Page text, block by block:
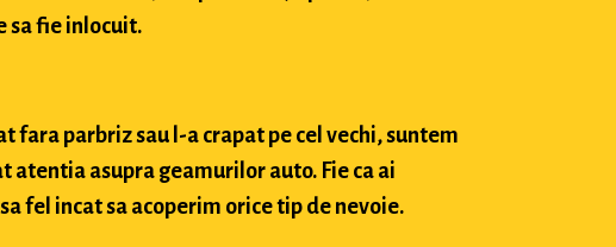
sa fie inlocuit.
parbriz sau l-a crapat pe cel vechi, suntem
atentia asupra geamurilor auto. Fie ca ai
fel incat sa acoperim orice tip de nevoie.